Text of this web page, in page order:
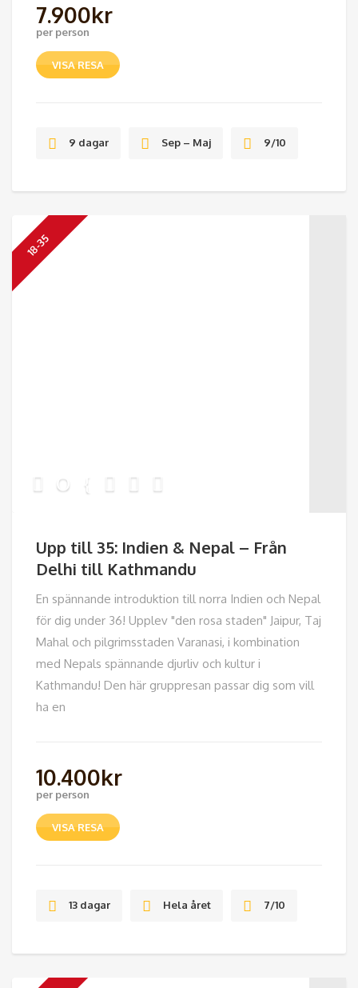
7.900kr
per person
VISA RESA
9 dagar Sep – Maj 9/10
18-35
Upp till 35: Indien & Nepal – Från
Delhi till Kathmandu
En spännande introduktion till norra Indien och Nepal
för dig under 36! Upplev "den rosa staden" Jaipur, Taj
Mahal och pilgrimsstaden Varanasi, i kombination
med Nepals spännande djurliv och kultur i
Kathmandu! Den här gruppresan passar dig som vill
ha en
10.400kr
per person
VISA RESA
13 dagar Hela året 7/10